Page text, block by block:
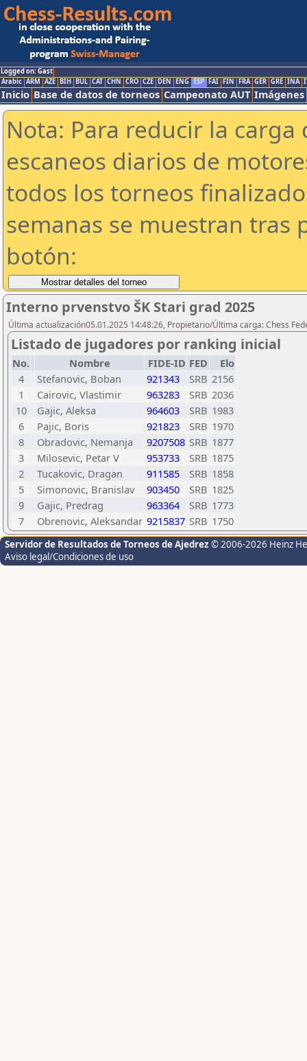
Logged on: Gast
Arabic ARM AZE BIH BUL CAT CHN CRO CZE DEN ENG ESP FAI FIN FRA GER GRE INA
Inicio Base de datos de torneos Campeonato AUT Imágenes
Nota: Para reducir la
escaneos diarios de
todos los torneos
semanas se muestran tras
botón:
Interno prvenstvo ŠK Stari grad 2025
Última actualización05.01.2025 14:48:26, Propietario/Última carga: Chess
Listado de jugadores por ranking inicial
No. Nombre FIDE-ID FED
Elo
4
Stefanovic, Boban 921343 SRB 2156
1
Cairovic, Vlastimir 963283 SRB 2036
10
Gajic, Aleksa 964603 SRB 1983
6
Pajic, Boris 921823 SRB 1970
8
Obradovic, Nemanja 9207508 SRB 1877
3
Milosevic, Petar V 953733 SRB 1875
2
Tucakovic, Dragan 911585 SRB 1858
5
Simonovic, Branislav 903450 SRB 1825
9
Gajic, Predrag 963364 SRB 1773
7
Obrenovic, Aleksandar 9215837 SRB 1750
Servidor de Resultados de Torneos de Ajedrez © 2006-2026 Heinz
Aviso legal/Condiciones de uso